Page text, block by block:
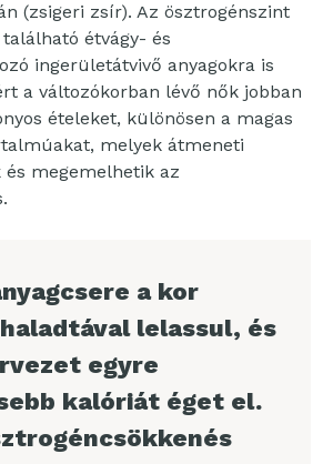
(zsigeri zsír). Az ösztrogénszint
étvágy- és
ingerületátvivő anyagokra is
a változókorban lévő nők jobban
ételeket, különösen a magas
melyek átmeneti
megemelhetik az
a kor
lelassul, és
egyre
kalóriát éget el.